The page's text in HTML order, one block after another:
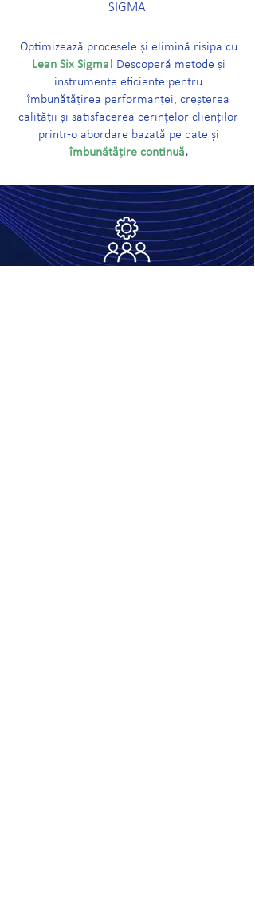
SIGMA
Optimizează procesele și elimină risipa cu
Lean Six Sigma! Descoperă metode și
instrumente eficiente pentru
îmbunătățirea performanței, creșterea
calității și satisfacerea cerințelor clienților
printr-o abordare bazată pe date și
îmbunătățire continuă.